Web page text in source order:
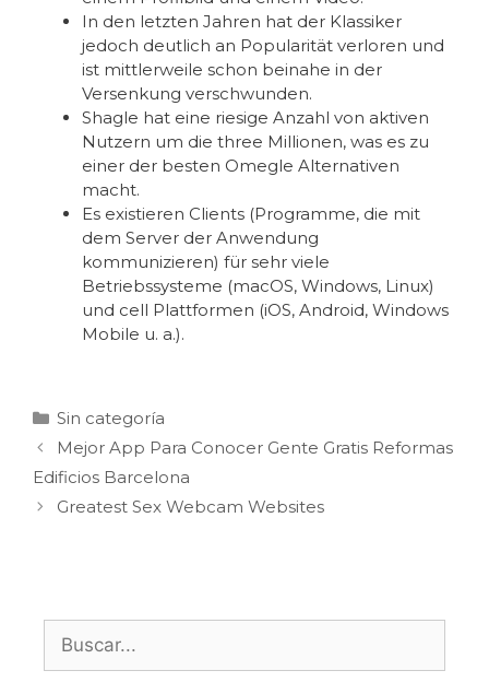
In den letzten Jahren hat der Klassiker
jedoch deutlich an Popularität verloren und
ist mittlerweile schon beinahe in der
Versenkung verschwunden.
Shagle hat eine riesige Anzahl von aktiven
Nutzern um die three Millionen, was es zu
einer der besten Omegle Alternativen
macht.
Es existieren Clients (Programme, die mit
dem Server der Anwendung
kommunizieren) für sehr viele
Betriebssysteme (macOS, Windows, Linux)
und cell Plattformen (iOS, Android, Windows
Mobile u. a.).
Sin categoría
Mejor App Para Conocer Gente Gratis Reformas
Edificios Barcelona
Greatest Sex Webcam Websites